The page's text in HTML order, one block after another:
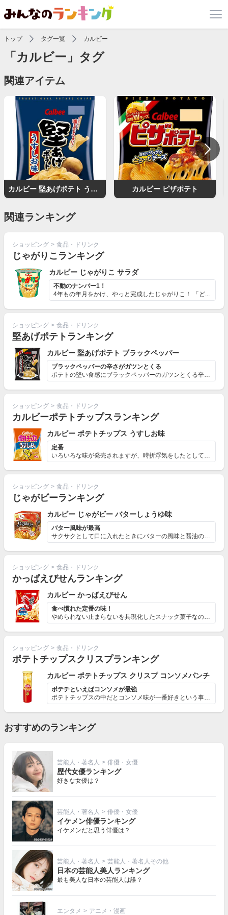
トップ タグ一覧 カルビー
「カルビー」タグ
関連アイテム
カルビー 堅あげポテト うすしお味 カルビー ピザポテト
関連ランキング
ショッピング > 食品・ドリンク
じゃがりこランキング
カルビー じゃがりこ サラダ
不動のナンバー1！
4年もの年月をかけ、やっと完成したじゃがりこ！ 「ど...
ショッピング > 食品・ドリンク
堅あげポテトランキング
カルビー 堅あげポテト ブラックペッパー
ブラックペッパーの辛さがガツンとくる
ポテトの堅い食感にブラックペッパーのガツンとくる辛みが...
ショッピング > 食品・ドリンク
カルビーポテトチップスランキング
カルビー ポテトチップス うすしお味
定番
いろいろな味が発売されますが、時折浮気をしたとしても最...
ショッピング > 食品・ドリンク
じゃがビーランキング
カルビー じゃがビー バターしょうゆ味
バター風味が最高
サクサクとして口に入れたときにバターの風味と醤油のうま...
ショッピング > 食品・ドリンク
かっぱえびせんランキング
カルビー かっぱえびせん
食べ慣れた定番の味！
やめられない止まらないを具現化したスナック菓子なのが、...
ショッピング > 食品・ドリンク
ポテトチップスクリスプランキング
カルビー ポテトチップス クリスプ コンソメパンチ
ポテチといえばコンソメが最強
ポテトチップスの中だとコンソメ味が一番好きという事もあ...
おすすめのランキング
芸能人・著名人 > 俳優・女優
歴代女優ランキング
好きな女優は？
芸能人・著名人 > 俳優・女優
イケメン俳優ランキング
イケメンだと思う俳優は？
芸能人・著名人 > 芸能人・著名人その他
日本の芸能人美人ランキング
最も美人な日本の芸能人は誰？
エンタメ > アニメ・漫画